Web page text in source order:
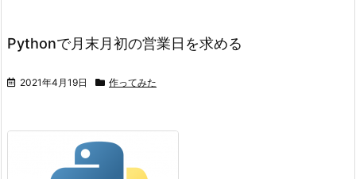
Pythonで月末月初の営業日を求める
2021年4月19日 作ってみた